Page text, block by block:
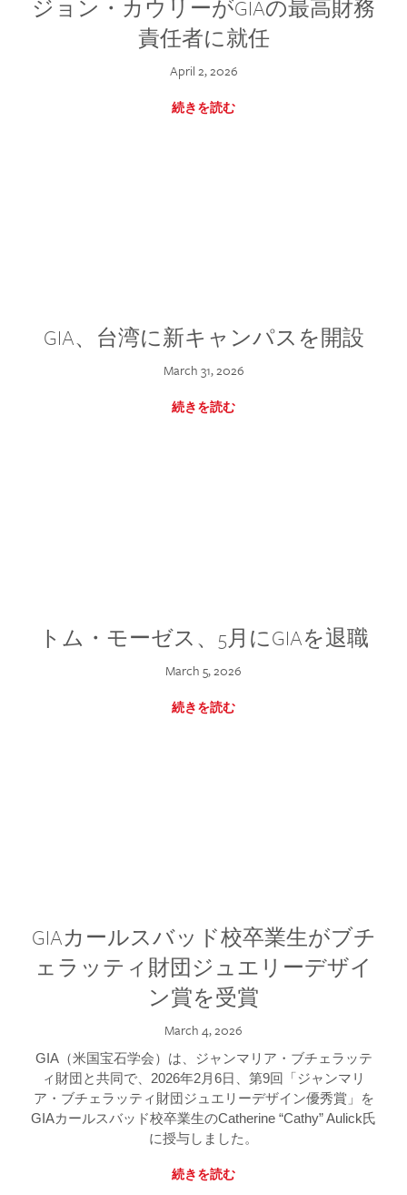
ジョン・カウリーがGIAの最高財務
責任者に就任
April 2, 2026
続きを読む
GIA、台湾に新キャンパスを開設
March 31, 2026
続きを読む
トム・モーゼス、5月にGIAを退職
March 5, 2026
続きを読む
GIAカールスバッド校卒業生がブチ
ェラッティ財団ジュエリーデザイ
ン賞を受賞
March 4, 2026
GIA（米国宝石学会）は、ジャンマリア・ブチェラッテ
ィ財団と共同で、2026年2月6日、第9回「ジャンマリ
ア・ブチェラッティ財団ジュエリーデザイン優秀賞」を
GIAカールスバッド校卒業生のCatherine “Cathy” Aulick氏
に授与しました。
続きを読む